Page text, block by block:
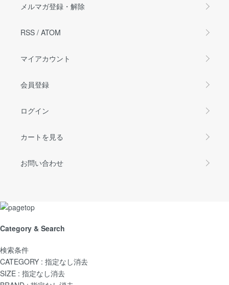
メルマガ登録・解除
RSS / ATOM
マイアカウント
会員登録
ログイン
カートを見る
お問い合わせ
Category & Search
検索条件
CATEGORY : 指定なし消去
SIZE : 指定なし消去